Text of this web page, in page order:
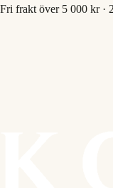
Fri frakt över 5 000 kr ·